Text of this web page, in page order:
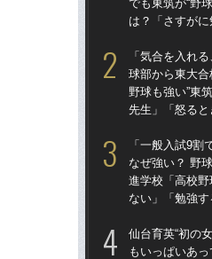
でも東筑が“野
は？「さすがに
「気合を入れ
球部から東大
野球も強い”東
先生」「怒ると
「一般入試9割
なぜ強い？ 野
進学校「高校
ない」「勉強す
仙台育英“初の
もいっぱいあ